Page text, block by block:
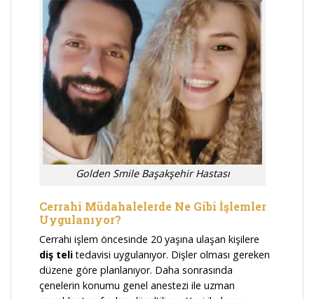
Golden Smile Başakşehir Hastası
Cerrahi Müdahalelerde Ne Gibi İşlemler
Uygulanıyor?
Cerrahi işlem öncesinde 20 yaşına ulaşan kişilere
diş telitedavisi uygulanıyor. Dişler olması gereken
düzene göre planlanıyor. Daha sonrasında
çenelerin konumu genel anestezi ile uzman